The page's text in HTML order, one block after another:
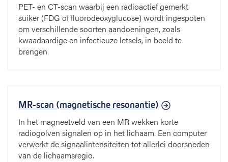
PET- en CT-scan waarbij een radioactief gemerkt
suiker (FDG of fluorodeoxyglucose) wordt ingespoten
om verschillende soorten aandoeningen, zoals
kwaadaardige en infectieuze letsels, in beeld te
brengen.
MR-scan (magnetische resonantie)
In het magneetveld van een MR wekken korte
radiogolven signalen op in het lichaam. Een computer
verwerkt de signaalintensiteiten tot allerlei doorsneden
van de lichaamsregio.